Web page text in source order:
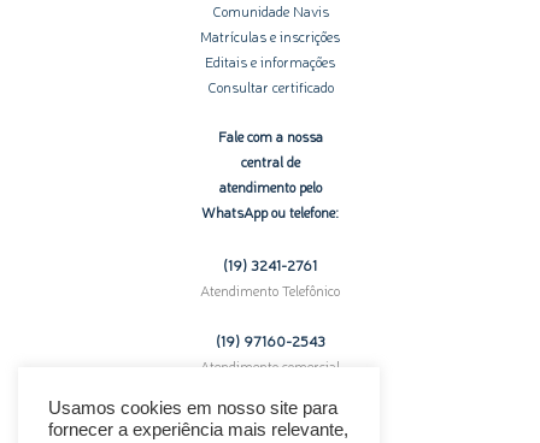
Comunidade Navis
Matrículas e inscrições
Editais e informações
Consultar certificado
Fale com a nossa
central de
atendimento pelo
WhatsApp ou telefone:
(19) 3241-2761
Atendimento Telefônico
(19) 97160-2543
Atendimento comercial
Usamos cookies em nosso site para
fornecer a experiência mais relevante,